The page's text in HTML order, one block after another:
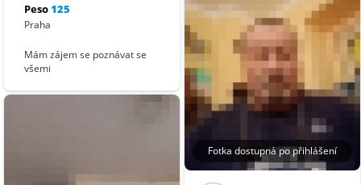
Peso125
Praha
Mám zájem se poznávat se
všemi
Fotka dostupná po přihlášení